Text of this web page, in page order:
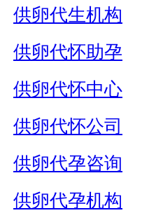
供卵代生机构
供卵代怀助孕
供卵代怀中心
供卵代怀公司
供卵代孕咨询
供卵代孕机构